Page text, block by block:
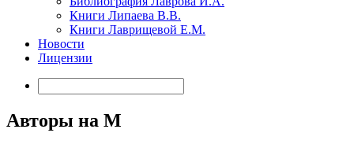
Книги Липаева В.В.
Книги Лаврищевой Е.М.
Новости
Лицензии
Авторы на M